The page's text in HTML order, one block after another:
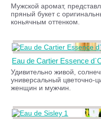
Мужской аромат,
пряный букет с
коньячным оттенком.
Eau de Cartier Essence
Удивительно живой,
универсальный цветочно-
женщин и мужчин.